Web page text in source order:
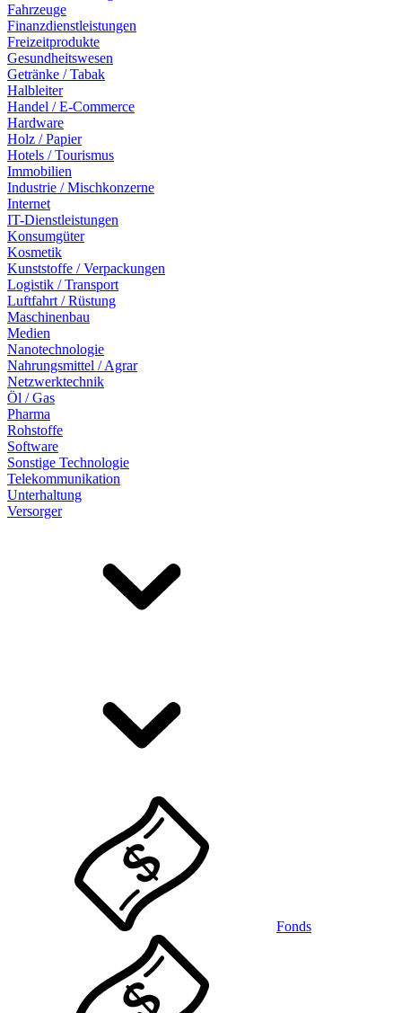
Fahrzeuge
Finanzdienstleistungen
Freizeitprodukte
Gesundheitswesen
Getränke / Tabak
Halbleiter
Handel / E-Commerce
Hardware
Holz / Papier
Hotels / Tourismus
Immobilien
Industrie / Mischkonzerne
Internet
IT-Dienstleistungen
Konsumgüter
Kosmetik
Kunststoffe / Verpackungen
Logistik / Transport
Luftfahrt / Rüstung
Maschinenbau
Medien
Nanotechnologie
Nahrungsmittel / Agrar
Netzwerktechnik
Öl / Gas
Pharma
Rohstoffe
Software
Sonstige Technologie
Telekommunikation
Unterhaltung
Versorger
Fonds